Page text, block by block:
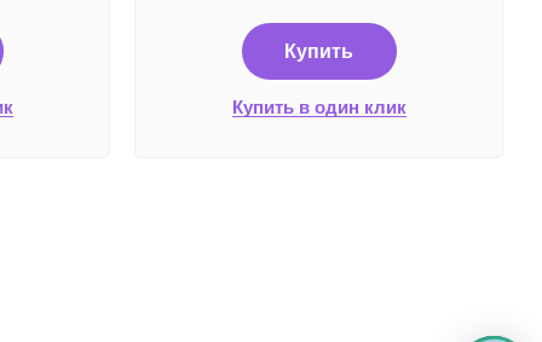
Купить
Купить в один клик